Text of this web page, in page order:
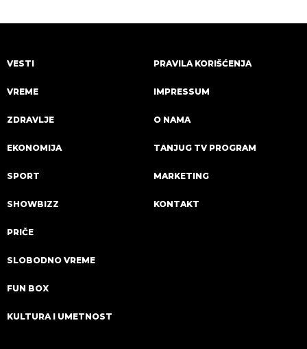
VESTI
VREME
ZDRAVLJE
EKONOMIJA
SPORT
SHOWBIZZ
PRIČE
SLOBODNO VREME
FUN BOX
KULTURA I UMETNOST
PRAVILA KORIŠĆENJA
IMPRESSUM
O NAMA
TANJUG TV PROGRAM
MARKETING
KONTAKT